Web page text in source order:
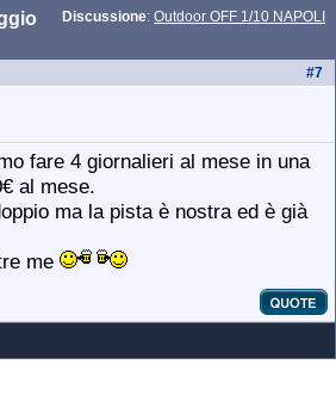
Discussione: Outdoor OFF 1/10 NAPOLI
#7
fare 4 giornalieri al mese in una
al mese.
ma la pista è nostra ed è già
me